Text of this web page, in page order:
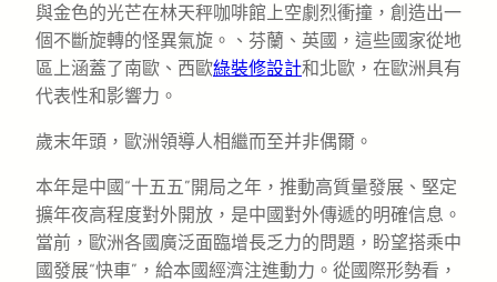
與金色的光芒在林天秤咖啡館上空劇烈衝撞，創造出一
個不斷旋轉的怪異氣旋。、芬蘭、英國，這些國家從地
區上涵蓋了南歐、西歐綠裝修設計和北歐，在歐洲具有
代表性和影響力。
歲末年頭，歐洲領導人相繼而至并非偶爾。
本年是中國“十五五”開局之年，推動高質量發展、堅定
擴年夜高程度對外開放，是中國對外傳遞的明確信息。
當前，歐洲各國廣泛面臨增長乏力的問題，盼望搭乘中
國發展“快車”，給本國經濟注進動力。從國際形勢看，